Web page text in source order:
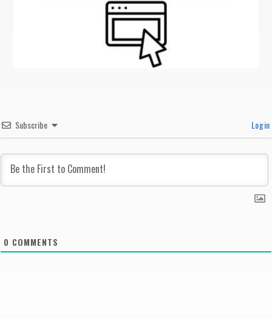
Subscribe Login
0 COMMENTS